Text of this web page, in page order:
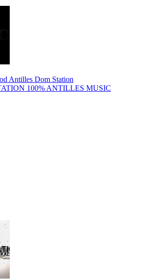
Antilles Dom Station
100% ANTILLES MUSIC